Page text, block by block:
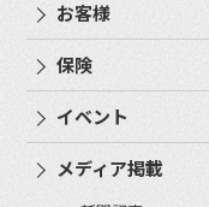
お客様
保険
イベント
メディア掲載